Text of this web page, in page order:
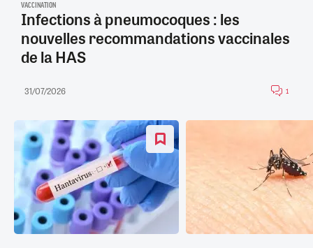
VACCINATION
Infections à pneumocoques : les
nouvelles recommandations vaccinales
de la HAS
31/07/2026 1